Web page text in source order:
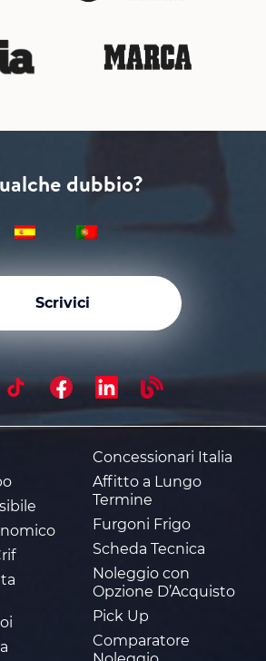
dubbio?
Scrivici
Concessionari Italia
Affitto a Lungo
Termine
Furgoni Frigo
Scheda Tecnica
Noleggio con
Opzione D’Acquisto
Pick Up
Comparatore